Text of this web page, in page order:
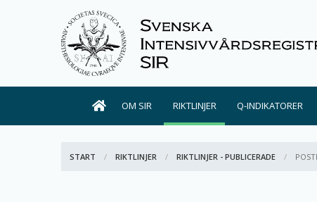
OM SIR RIKTLINJER Q-INDIKATORER
START RIKTLINJER RIKTLINJER - PUBLICERADE